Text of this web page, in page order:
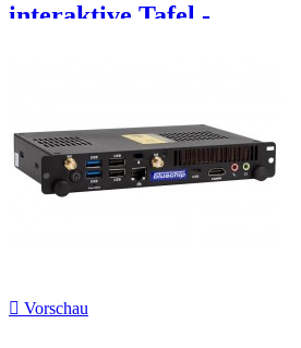
interaktive Tafel -...
 Vorschau